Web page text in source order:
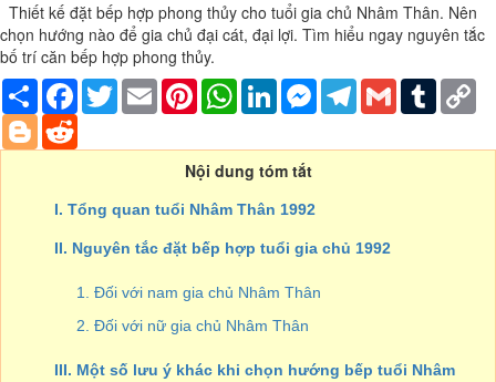
Thiết kế đặt bếp hợp phong thủy cho tuổi gia chủ Nhâm Thân. Nên
chọn hướng nào để gia chủ đại cát, đại lợi. Tìm hiểu ngay nguyên tắc
bố trí căn bếp hợp phong thủy.
Share Facebook
TwitterEmail PinterestWhatsAppLinkedInMessengerTelegram
Gmail Tumblr
Blogger
Nội dung tóm tắt
I. Tổng quan tuổi Nhâm Thân 1992
II. Nguyên tắc đặt bếp hợp tuổi gia chủ 1992
1. Đối với nam gia chủ Nhâm Thân
2. Đối với nữ gia chủ Nhâm Thân
III. Một số lưu ý khác khi chọn hướng bếp tuổi Nhâm